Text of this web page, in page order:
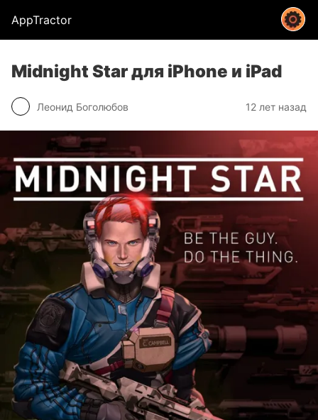
AppTractor
Midnight Star для iPhone и iPad
Леонид Боголюбов 12 лет назад